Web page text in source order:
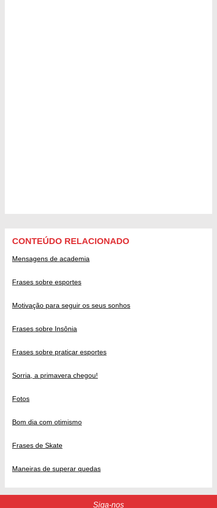
CONTEÚDO RELACIONADO
Mensagens de academia
Frases sobre esportes
Motivação para seguir os seus sonhos
Frases sobre Insônia
Frases sobre praticar esportes
Sorria, a primavera chegou!
Fotos
Bom dia com otimismo
Frases de Skate
Maneiras de superar quedas
Siga-nos